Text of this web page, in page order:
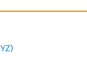
format confirmations